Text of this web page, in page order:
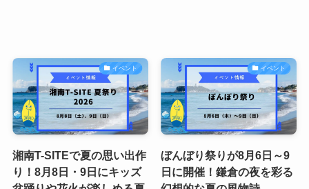
イベント
湘南T-SITEで夏の思い出作
り！8月8日・9日にキッズ
イベント
ぼんぼり祭りが8月6日～9
日に開催！鎌倉の夜を彩る